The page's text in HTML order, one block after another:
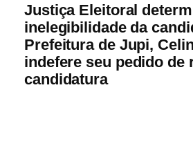
Justiça Eleitoral
inelegibilidade da
Prefeitura de Jupi,
indefere seu pedido de
candidatura